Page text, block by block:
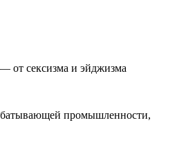
от сексизма и эйджизма
промышленности,